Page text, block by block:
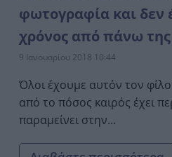
φωτογραφία και δεν
χρόνος από πάνω της
9 Ιανουαρίου 2018 10:44
Όλοι έχουμε αυτόν τον
από το πόσος καιρός έχει
παραμείνει στην...